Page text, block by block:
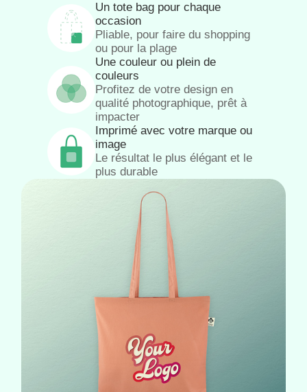
Un tote bag pour chaque
occasion
Pliable, pour faire du shopping
ou pour la plage
Une couleur ou plein de
couleurs
Profitez de votre design en
qualité photographique, prêt à
impacter
Imprimé avec votre marque ou
image
Le résultat le plus élégant et le
plus durable